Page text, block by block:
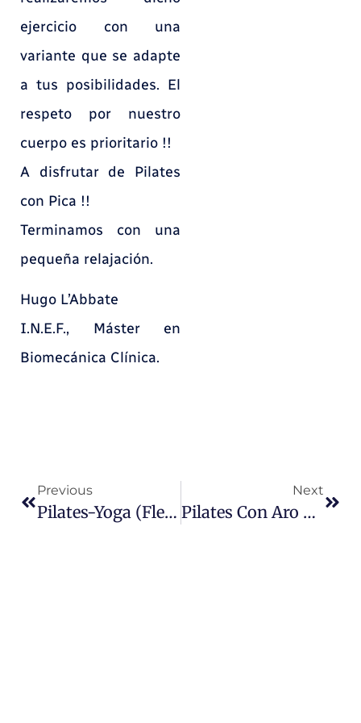
ejercicio con una
variante que se adapte
a tus posibilidades. El
respeto por nuestro
cuerpo es prioritario !!
A disfrutar de Pilates
con Pica !!
Terminamos con una
pequeña relajación.
Hugo L’Abbate
I.N.E.F., Máster en
Biomecánica Clínica.
Previous
Pilates-Yoga (flexibilidad)
Next
Pilates Con Aro Mágico